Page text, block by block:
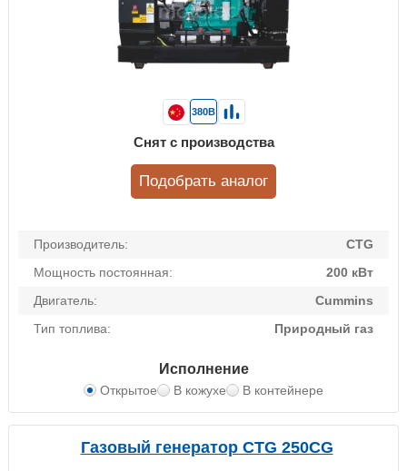
Производитель:
CTG
Мощность постоянная:
200 кВт
Двигатель:
Cummins
Тип топлива:
Природный газ
Исполнение
Открытое В кожухе В контейнере
380В
Снят с производства
Подобрать аналог
Газовый генератор CTG 250CG